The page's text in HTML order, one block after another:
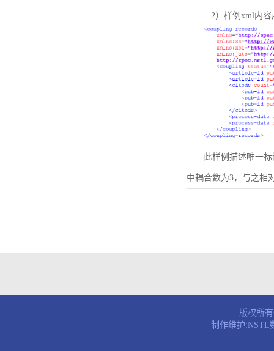
2）样例xml内容
此样例描述唯一标
中耦合数为3，与之相
版权所
制作维护:NSTL